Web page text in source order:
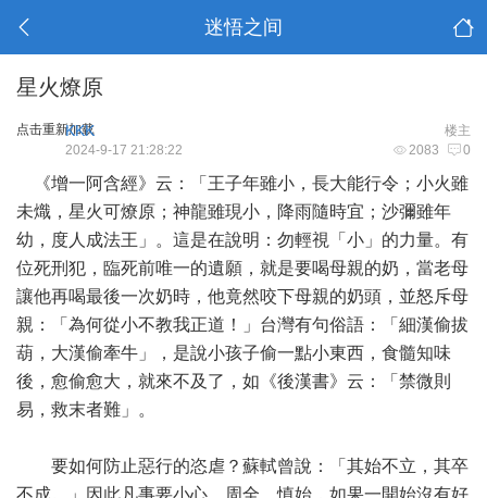
迷悟之间
星火燎原
点击重新加载 楼主
KKK
2083 0
2024-9-17 21:28:22
《增一阿含經》云：「王子年雖小，長大能行令；小火雖
未熾，星火可燎原；神龍雖現小，降雨隨時宜；沙彌雖年
幼，度人成法王」。這是在說明：勿輕視「小」的力量。有
位死刑犯，臨死前唯一的遺願，就是要喝母親的奶，當老母
讓他再喝最後一次奶時，他竟然咬下母親的奶頭，並怒斥母
親：「為何從小不教我正道！」台灣有句俗語：「細漢偷拔
葫，大漢偷牽牛」，是說小孩子偷一點小東西，食髓知味
後，愈偷愈大，就來不及了，如《後漢書》云：「禁微則
易，救末者難」。
要如何防止惡行的恣虐？蘇軾曾說：「其始不立，其卒
不成。」因此凡事要小心、周全、慎始，如果一開始沒有好